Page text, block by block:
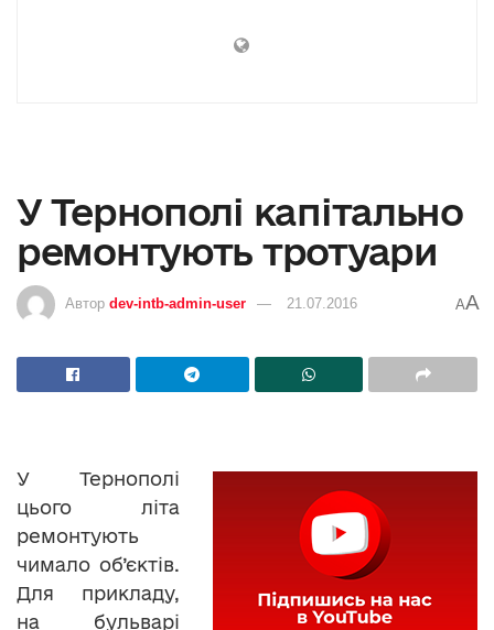
У Тернополі капітально
ремонтують тротуари
Автор dev-intb-admin-user 21.07.2016 AA
У Тернополі
цього літа
ремонтують
чимало об’єктів.
Для прикладу,
на бульварі